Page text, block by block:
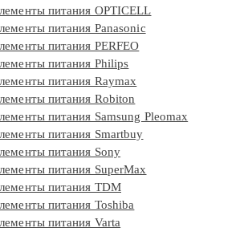
питания OPTICELL
питания Panasonic
питания PERFEO
питания Philips
питания Raymax
питания Robiton
питания Samsung Pleomax
питания Smartbuy
питания Sony
питания SuperMax
питания TDM
питания Toshiba
питания Varta